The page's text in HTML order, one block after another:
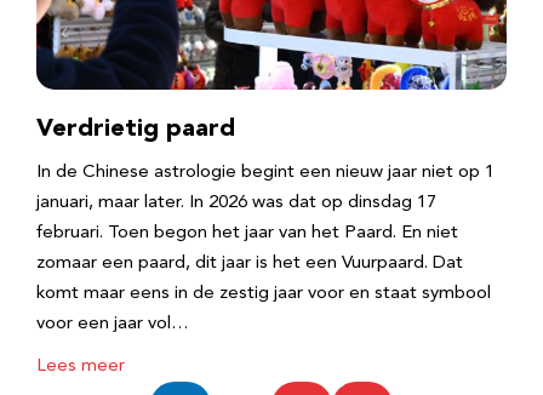
Verdrietig paard
In de Chinese astrologie begint een nieuw jaar niet op 1
januari, maar later. In 2026 was dat op dinsdag 17
februari. Toen begon het jaar van het Paard. En niet
zomaar een paard, dit jaar is het een Vuurpaard. Dat
komt maar eens in de zestig jaar voor en staat symbool
voor een jaar vol…
Lees meer